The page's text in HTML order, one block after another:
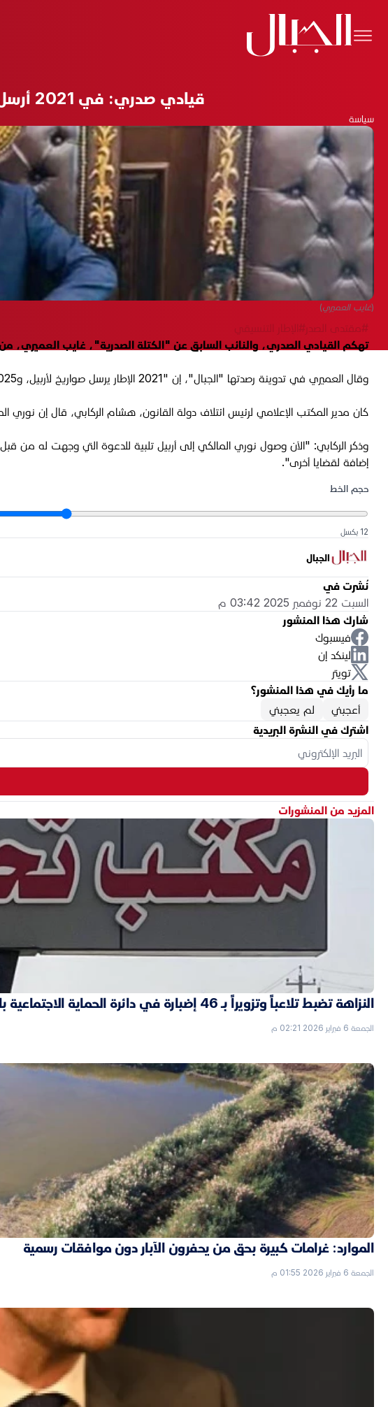
قيادي صدري: في 2021 أرسل الإطار الصواريخ لأربيل والآن يرسل المالكي إلى هناك
سياسة
(غايب العميري)
#مقتدى الصدر #الإطار التنسيقي
تهكم القيادي الصدري، والنائب السابق عن "الكتلة الصدرية"، غايب العميري، من
وقال العميري في تدوينة رصدتها "الجبال"، إن "2021 الإطار يرسل صواريخ لأربيل، و2025 الإطار يرسل المالكي لأربيل".
كان مدير المكتب الإعلامي لرئيس ائتلاف دولة القانون، هشام الركابي، قال إن نوري
وذكر الركابي: "الآن وصول نوري المالكي إلى أربيل تلبية للدعوة التي وجهت له من
إضافة لقضايا أخرى".
حجم الخط
12 بكسل
الجبال
نُشرت في
السبت 22 نوفمبر 2025 03:42 م
شارك هذا المنشور
فيسبوك
لينكد إن
تويتر
ما رأيك في هذا المنشور؟
أعجبني
لم يعجبني
اشترك في النشرة البريدية
المزيد من المنشورات
النزاهة تضبط تلاعباً وتزويراً بـ 46 إضبارة في دائرة الحماية الاجتماعية بالأنبار
الجمعة 6 فبراير 2026 02:21 م
الموارد: غرامات كبيرة بحق من يحفرون الآبار دون موافقات رسمية
الجمعة 6 فبراير 2026 01:55 م